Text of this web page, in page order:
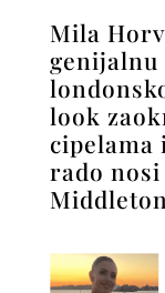
Mila
genijalnu
look
cipelama
rado nosi
Middleton